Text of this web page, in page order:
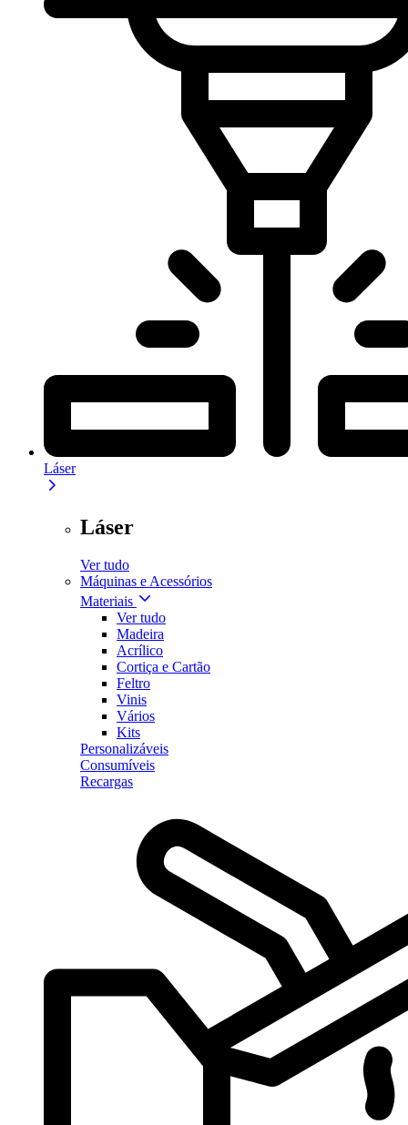
Láser
Láser
Ver tudo
Máquinas e Acessórios
Materiais
Ver tudo
Madeira
Acrílico
Cortiça e Cartão
Feltro
Vinis
Vários
Kits
Personalizáveis
Consumíveis
Recargas